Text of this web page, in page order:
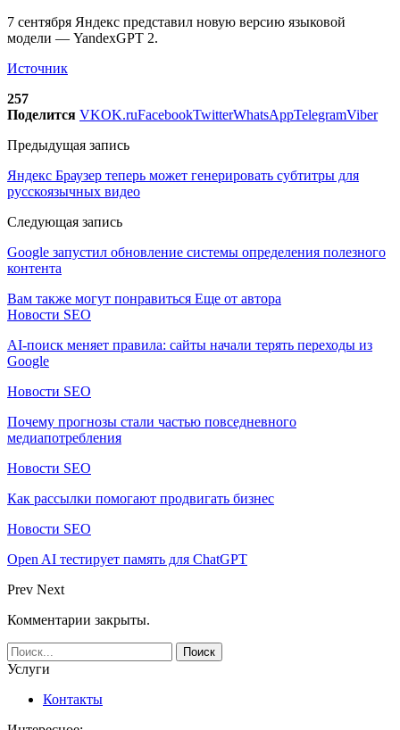
7 сентября Яндекс представил новую версию языковой
модели — YandexGPT 2.
Источник
257
Поделится VKOK.ruFacebookTwitterWhatsAppTelegramViber
Предыдущая запись
Яндекс Браузер теперь может генерировать субтитры для
русскоязычных видео
Следующая запись
Google запустил обновление системы определения полезного
контента
Вам также могут понравиться Еще от автора
Новости SEO
AI-поиск меняет правила: сайты начали терять переходы из
Google
Новости SEO
Почему прогнозы стали частью повседневного
медиапотребления
Новости SEO
Как рассылки помогают продвигать бизнес
Новости SEO
Open AI тестирует память для ChatGPT
Prev Next
Комментарии закрыты.
Услуги
Контакты